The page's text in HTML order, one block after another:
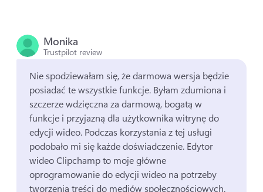
Monika
Trustpilot review
Nie spodziewałam się, że darmowa wersja będzie
posiadać te wszystkie funkcje. Byłam zdumiona i
szczerze wdzięczna za darmową, bogatą w
funkcje i przyjazną dla użytkownika witrynę do
edycji wideo. Podczas korzystania z tej usługi
podobało mi się każde doświadczenie. Edytor
wideo Clipchamp to moje główne
oprogramowanie do edycji wideo na potrzeby
tworzenia treści do mediów społecznościowych.